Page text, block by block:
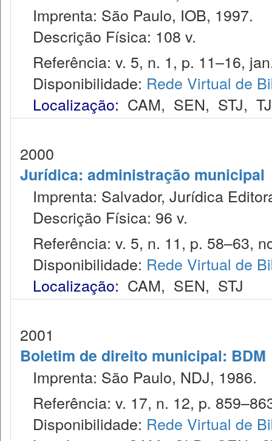
Imprenta: São Paulo, IOB, 1997.
Descrição Física: 108 v.
Referência: v. 5, n. 1, p. 11–16,
Disponibilidade: Rede Virtual de
Localização: CAM, SEN, STJ,
2000
Jurídica: administração municipal
Imprenta: Salvador, Jurídica
Descrição Física: 96 v.
Referência: v. 5, n. 11, p. 58–63,
Disponibilidade: Rede Virtual de
Localização: CAM, SEN, STJ
2001
Boletim de direito municipal: BDM
Imprenta: São Paulo, NDJ, 1986.
Referência: v. 17, n. 12, p.
Disponibilidade: Rede Virtual de